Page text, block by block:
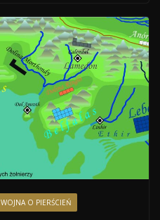
WOJNA O PIERŚCIEŃ